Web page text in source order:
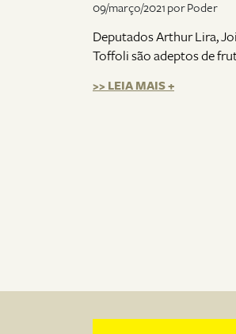
09/março/2021 por Poder
Deputados Arthur Lira,
Toffoli são adeptos de
>> LEIA MAIS +